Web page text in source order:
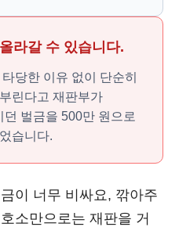
라갈 수 있습니다.
당한 이유 없이 단순히
린다고 재판부가
벌금을 500만 원으로
습니다.
이 너무 비싸요, 깎아주
소만으로는 재판을 거